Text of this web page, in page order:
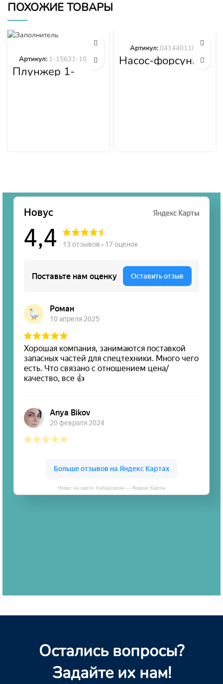
ПОХОЖИЕ ТОВАРЫ
Плунжер 1-
15631-101-0
Артикул: 1-15631-101-0 Насос-форсунка
0414401105
Артикул:0414401105
Новус на карте Хабаровска — Яндекс Карты
Остались вопросы?
Задайте их нам!